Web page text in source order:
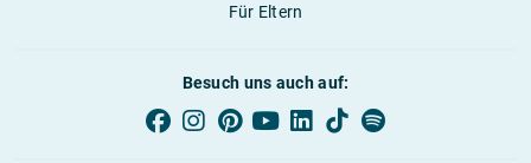
Für Eltern
Besuch uns auch auf: